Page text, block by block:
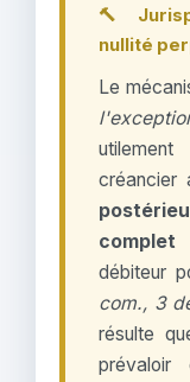
🔨
nullité
Le
créancier
complet
débiteur
com., 3
résulte